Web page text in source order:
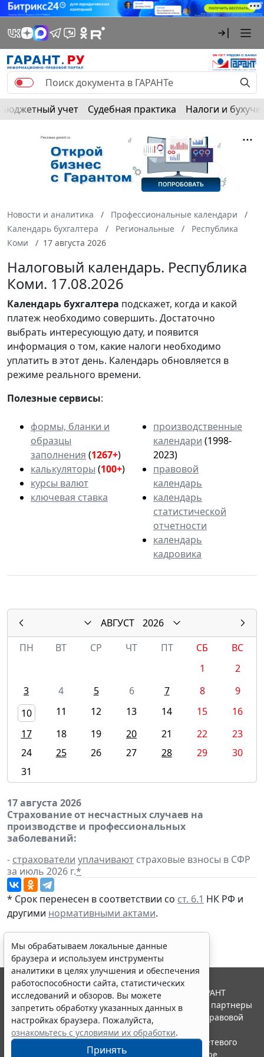
Бюджетный учет Судебная практика Налоги и
Новости и аналитика
Профессиональные календари
Календарь бухгалтера
Региональные
Республика
Коми
17 августа 2026
Налоговый календарь. Республика
Коми. 17.08.2026
Календарьбухгалтера подскажет, когда и какой
платеж необходимо совершить. Достаточно
выбрать интересующую дату, и появится
информация о том, какие налоги необходимо
уплатить в этот день. Календарь обновляется в
режиме реального времени.
Полезные сервисы:
формы, бланки и
образцы
заполнения (1267+)
калькуляторы (100+)
курсы валют
ключевая ставка
производственные
календари (1998-
2023)
правовой
календарь
календарь
статистической
отчетности
календарь
кадровика
АВГУСТ
2026
ПН
ВТ СР ЧТ ПТ СБ
ВС
1
2
3
4 5 6 7 8
9
10
11 12 13 14 15
16
17
18 19 20 21 22
23
24
25 26 27 28 29
30
31
17 августа 2026
Страхование от несчастных случаев на
производстве и профессиональных
заболеваний:
- страхователи уплачивают страховые взносы в СФР
за июль 2026 г.*
* Срок перенесен в соответствии со ст. 6.1 НК РФ и
другими нормативными актами.
Мы обрабатываем локальные данные
браузера и используем инструменты
аналитики в целях улучшения и обеспечения
работоспособности сайта, статистических
исследований и обзоров. Вы можете
запретить обработку указанных данных в
настройках браузера. Пожалуйста,
ознакомьтесь с условиями их обработки.
Принять
© ООО "НПП "ГАРАНТ-СЕРВИС", 2026. Система ГАРАНТ
выпускается с 1990 года. Компания "Гарант" и ее партнеры
являются участниками Российской ассоциации правовой
информации ГАРАНТ.
Портал ГАРАНТ.РУ зарегистрирован в качестве сетевого
издания Федеральной службой по надзору в сфере